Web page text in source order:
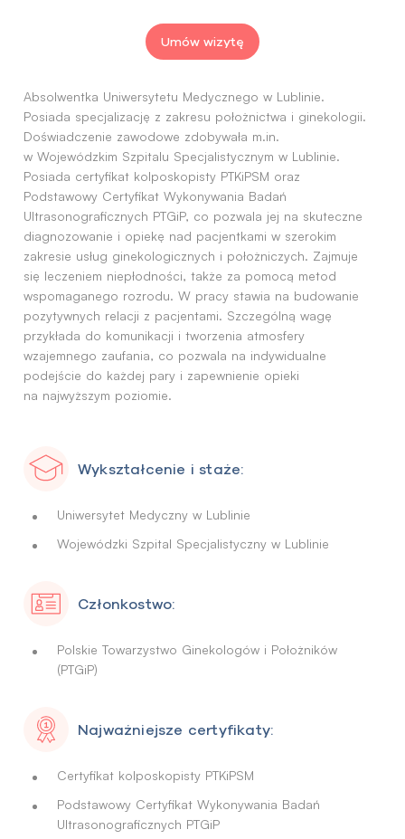
Umów wizytę
Absolwentka Uniwersytetu Medycznego w Lublinie.
Posiada specjalizację z zakresu położnictwa i ginekologii.
Doświadczenie zawodowe zdobywała m.in.
w Wojewódzkim Szpitalu Specjalistycznym w Lublinie.
Posiada certyfikat kolposkopisty PTKiPSM oraz
Podstawowy Certyfikat Wykonywania Badań
Ultrasonograficznych PTGiP, co pozwala jej na skuteczne
diagnozowanie i opiekę nad pacjentkami w szerokim
zakresie usług ginekologicznych i położniczych. Zajmuje
się leczeniem niepłodności, także za pomocą metod
wspomaganego rozrodu. W pracy stawia na budowanie
pozytywnych relacji z pacjentami. Szczególną wagę
przykłada do komunikacji i tworzenia atmosfery
wzajemnego zaufania, co pozwala na indywidualne
podejście do każdej pary i zapewnienie opieki
na najwyższym poziomie.
Wykształcenie i staże:
Uniwersytet Medyczny w Lublinie
Wojewódzki Szpital Specjalistyczny w Lublinie
Członkostwo:
Polskie Towarzystwo Ginekologów i Położników
(PTGiP)
Najważniejsze certyfikaty:
Certyfikat kolposkopisty PTKiPSM
Podstawowy Certyfikat Wykonywania Badań
Ultrasonograficznych PTGiP